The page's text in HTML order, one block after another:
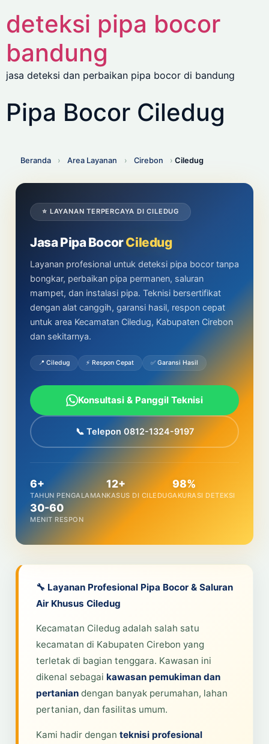
deteksi pipa bocor
bandung
jasa deteksi dan perbaikan pipa bocor di bandung
Pipa Bocor Ciledug
Beranda › Area Layanan › Cirebon › Ciledug
⭐ LAYANAN TERPERCAYA DI CILEDUG
Jasa Pipa BocorCiledug
Layanan profesional untuk deteksi pipa bocor tanpa
bongkar, perbaikan pipa permanen, saluran
mampet, dan instalasi pipa. Teknisi bersertifikat
dengan alat canggih, garansi hasil, respon cepat
untuk area Kecamatan Ciledug, Kabupaten Cirebon
dan sekitarnya.
📍 Ciledug ⚡ Respon Cepat ✅ Garansi Hasil
Konsultasi & Panggil Teknisi
📞 Telepon 0812-1324-9197
6+
TAHUN PENGALAMAN
12+
KASUS DI CILEDUG
98%
AKURASI DETEKSI
30-60
MENIT RESPON
🔧 Layanan Profesional Pipa Bocor & Saluran
Air Khusus Ciledug
Kecamatan Ciledug adalah salah satu
kecamatan di Kabupaten Cirebon yang
terletak di bagian tenggara. Kawasan ini
dikenal sebagai kawasan pemukiman dan
pertaniandengan banyak perumahan, lahan
pertanian, dan fasilitas umum.
Kami hadir dengan teknisi profesional